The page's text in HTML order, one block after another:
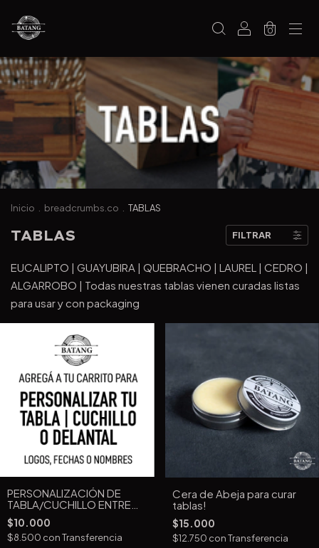
0
Inicio breadcrumbs.co TABLAS
TABLAS FILTRAR
EUCALIPTO | GUAYUBIRA | QUEBRACHO | LAUREL | CEDRO |
ALGARROBO | Todas nuestras tablas vienen curadas listas
para usar y con packaging
PERSONALIZACIÓN DE
TABLA/CUCHILLO ENTRE
5CM Y 10CM9
$10.000
$8.500 conTransferencia
Cera de Abeja para curar
tablas!
$15.000
$12.750 conTransferencia